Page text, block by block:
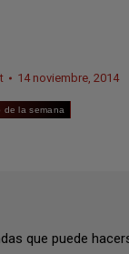
14 noviembre, 2014
de la semana
que puede